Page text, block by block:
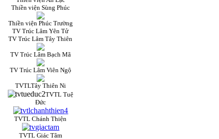
Thiền viện Sùng Phúc
Thiền viện Phúc Trường
TV Trúc Lâm Yên Tử
TV Trúc Lâm Tây Thiên
TV Trúc Lâm Bạch Mã
TV Trúc Lâm Viên Ngộ
TVTLTây Thiên Ni
TVTL Tuệ
Đức
TVTL Chánh Thiện
TVTL Giác Tâm